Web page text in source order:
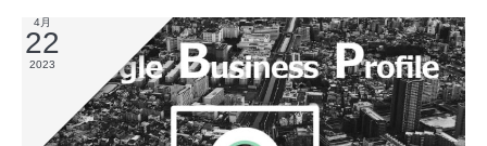
4月
22
2023